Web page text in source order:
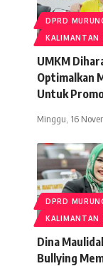
DPRD
KALIMANTAN
UMKM
Optimalkan
Untuk
Minggu, 16
DPRD
KALIMANTAN
Dina
Bullying